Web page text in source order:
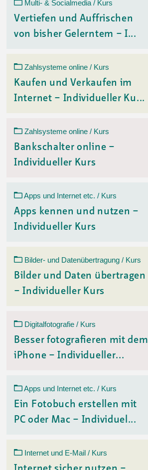
Weitere Angebote
AGB
Multi- & Socialmedia / Kurs
Vertiefen und Auffrischen
von bisher Gelerntem – I...
Zahlsysteme online / Kurs
Kaufen und Verkaufen im
Internet – Individueller Ku...
Zahlsysteme online / Kurs
Bankschalter online –
Individueller Kurs
Apps und Internet etc. / Kurs
Apps kennen und nutzen –
Individueller Kurs
Bilder- und Datenübertragung / Kurs
Bilder und Daten übertragen
– Individueller Kurs
Digitalfotografie / Kurs
Besser fotografieren mit dem
iPhone – Individueller...
Apps und Internet etc. / Kurs
Ein Fotobuch erstellen mit
PC oder Mac – Individuel...
Internet und E-Mail / Kurs